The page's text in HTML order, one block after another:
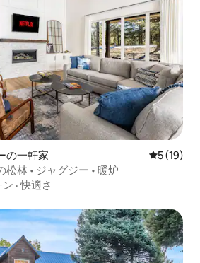
の一軒家 レビュー
5 (19)
林 • ジャグジー • 暖炉
ン ·快適さ